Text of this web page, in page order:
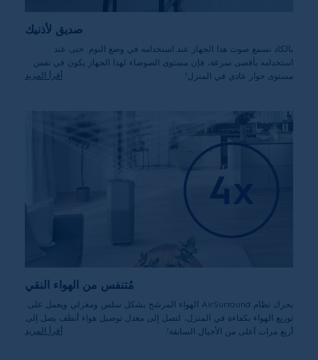
صديق لأذنيك
بالكاد تسمع صوت هذا الجهاز عند استخدامه في وضع النوم. حتى عند
استخدامه بأقصى سرعة، فإن مستوى الضوضاء لهذا الجهاز يكون في نفس
مستوى حوار عادي في المنزل¹.
أقرأ المزيد
مُتنفس من الهواء النقي
يحرك نظام AirSurround الهواء المرشح بشكل سلس ومغزلي ويعمل على
توزيع الهواء بكفاءة في المنزل، لتصل إلى معدل توصيل هواء أنظف يصل إلى
أربع مرات أعلى من الأجيال السابقة¹.
أقرأ المزيد